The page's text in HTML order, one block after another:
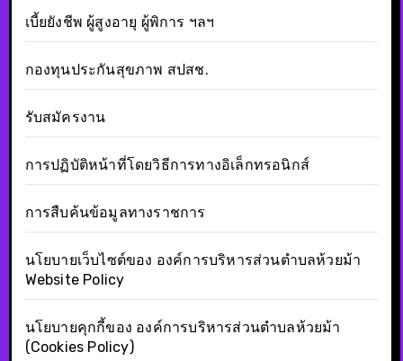
เบี้ยยังชีพ ผู้สูงอายุ ผู้พิการ ฯลฯ
กองทุนประกันสุขภาพ สปสช.
รับสมัครงาน
การปฏิบัติหน้าที่โดยวิธีการทางอิเล็กทรอนิกส์
การสืบค้นข้อมูลทางราชการ
นโยบายเว็บไซต์ของ องค์การบริหารส่วนตำบลห้วยม้า
Website Policy
นโยบายคุกกี้ของ องค์การบริหารส่วนตำบลห้วยม้า
(Cookies Policy)